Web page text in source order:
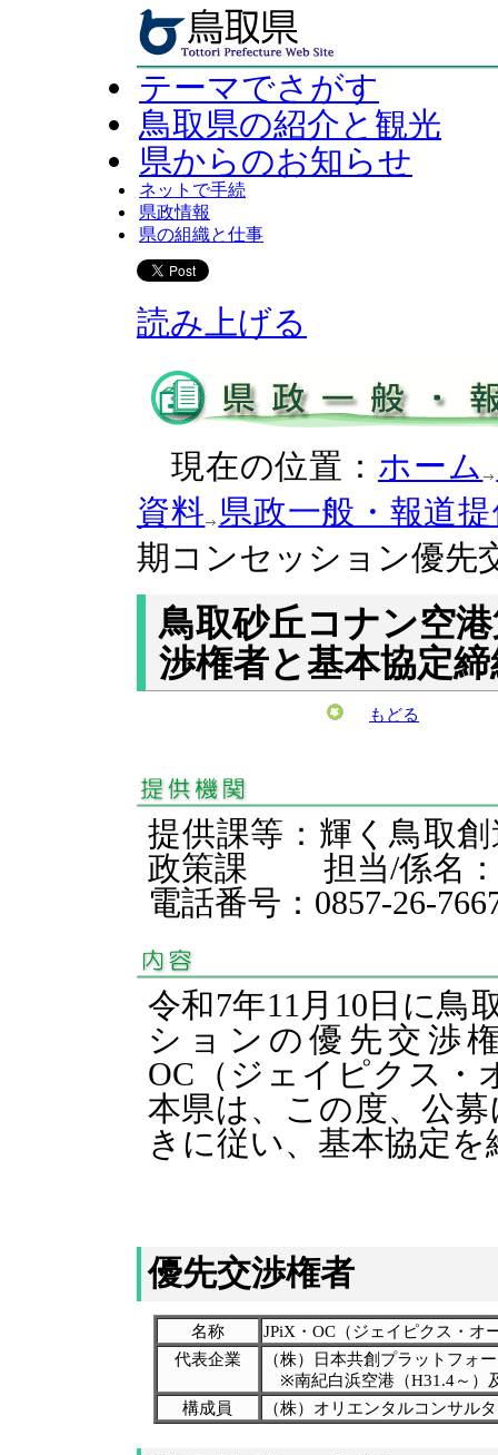
テーマでさがす
鳥取県の紹介と観光
県からのお知らせ
ネットで手続
県政情報
県の組織と仕事
読み上げる
現在の位置： ホーム
資料 県政一般・報道
期コンセッション優先
鳥取砂丘コナン空
渉権者と基本協定締
もどる
提供課等：輝く鳥取
政策課 担当/係名
電話番号：0857-26-
令和7年11月10日に鳥
ションの優先交渉
OC（ジェイピクス・
本県は、この度、公
きに従い、基本協定
優先交渉権者
名称
JPiX・OC（ジェイピクス・オ
代表企業
（株）日本共創プラットフォ
※南紀白浜空港（H31.4～）
構成員
（株）オリエンタルコンサル